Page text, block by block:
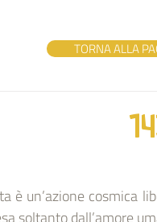
TORNA ALLA
è un’azione cosmica
soltanto dall’amore